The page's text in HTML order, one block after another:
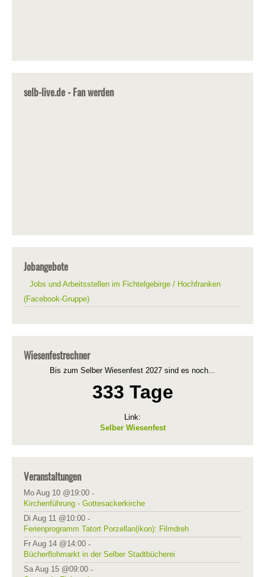
selb-live.de - Fan werden
Jobangebote
Jobs und Arbeitsstellen im Fichtelgebirge / Hochfranken
(Facebook-Gruppe)
Wiesenfestrechner
Bis zum Selber Wiesenfest 2027 sind es noch...
333 Tage
Link:
Selber Wiesenfest
Veranstaltungen
Mo Aug 10 @19:00 -
Kirchenführung - Gottesackerkirche
Di Aug 11 @10:00 -
Ferienprogramm Tatort Porzellan(ikon): Filmdreh
Fr Aug 14 @14:00 -
Bücherflohmarkt in der Selber Stadtbücherei
Sa Aug 15 @09:00 -